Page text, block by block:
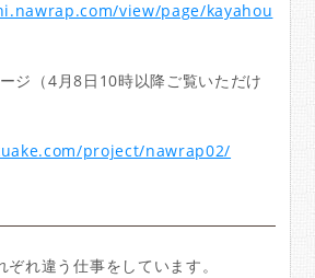
view/page/kayahou
ジ（4月8日10時以降ご覧いただけ
project/nawrap02/
れ違う仕事をしています。